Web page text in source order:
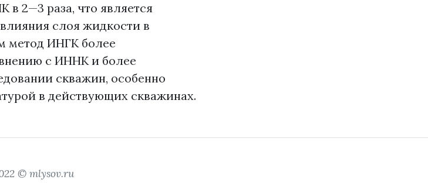
в 2—3 раза, что является
слоя жидкости в
метод ИНГК более
с ИННК и более
скважин, особенно
в действующих скважинах.
© mlysov.ru